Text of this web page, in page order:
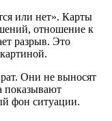
или нет». Карты
отношение к
разрыв. Это
Они не выносят
показывают
фон ситуации.